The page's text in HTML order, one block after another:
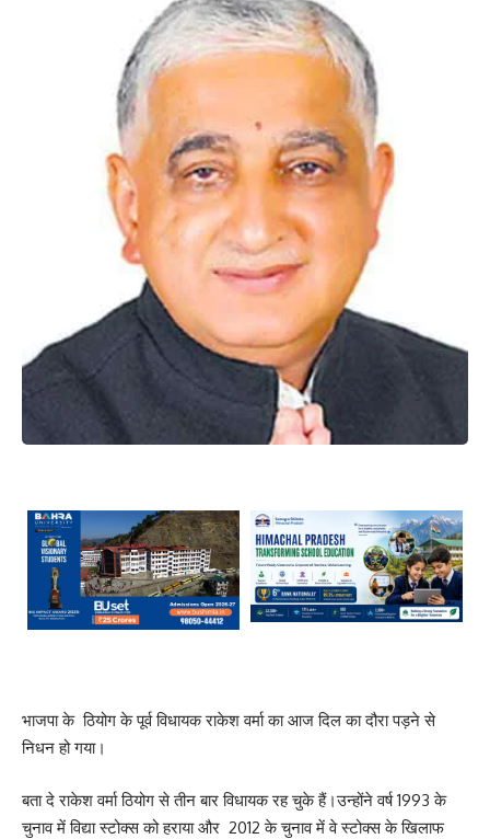
भाजपा के ठियोग के पूर्व विधायक राकेश वर्मा का आज दिल का दौरा पड़ने से
निधन हो गया।
बता दे राकेश वर्मा ठियोग से तीन बार विधायक रह चुके हैं।उन्होंने वर्ष 1993 के
चुनाव में विद्या स्टोक्स को हराया और 2012 के चुनाव में वे स्टोक्स के खिलाफ